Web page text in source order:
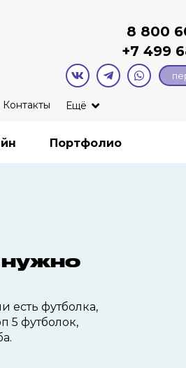
8 800
+7 499
Контакты Ещё
Портфолио
нужно
есть футболка,
5 футболок,